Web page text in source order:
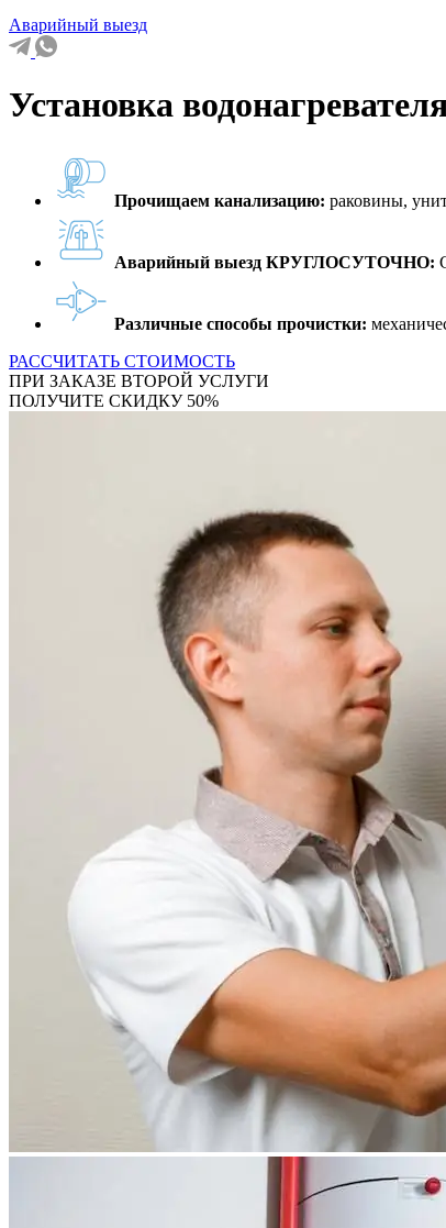
Аварийный выезд
Установка
Прочищаем канализацию: раковины,
Аварийный выезд КРУГЛОСУТОЧНО:
Различные способы прочистки:
РАССЧИТАТЬ СТОИМОСТЬ
ПРИ ЗАКАЗЕ ВТОРОЙ УСЛУГИ
ПОЛУЧИТЕ СКИДКУ 50%